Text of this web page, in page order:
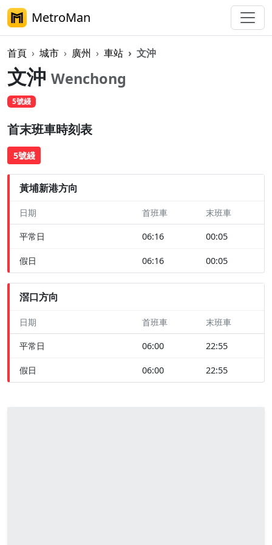
MetroMan
首頁 城市 廣州 車站 文沖
文沖 Wenchong
5號綫
首末班車時刻表
5號綫
黃埔新港方向
日期 首班車 末班車
平常日 06:16 00:05
假日 06:16 00:05
滘口方向
日期 首班車 末班車
平常日 06:00 22:55
假日 06:00 22:55